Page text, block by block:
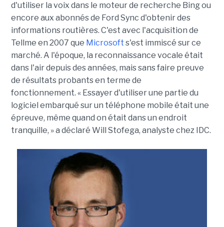
d'utiliser la voix dans le moteur de recherche Bing ou
encore aux abonnés de Ford Sync d'obtenir des
informations routières. C'est avec l'acquisition de
Tellme en 2007 que Microsoft s'est immiscé sur ce
marché. A l'époque, la reconnaissance vocale était
dans l'air depuis des années, mais sans faire preuve
de résultats probants en terme de
fonctionnement. « Essayer d'utiliser une partie du
logiciel embarqué sur un téléphone mobile était une
épreuve, même quand on était dans un endroit
tranquille, » a déclaré Will Stofega, analyste chez IDC.